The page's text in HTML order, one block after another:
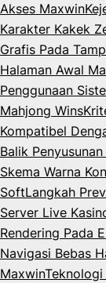
Akses Maxwin
Karakter Kakek
Grafis Pada
Halaman Awal
Penggunaan
Mahjong Wins
Kompatibel
Balik
Skema Warna
SoftLangkah
Server Live
Rendering Pada
Navigasi Bebas
Maxwin